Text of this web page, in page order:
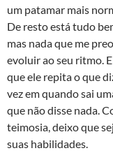
um patamar mais
De resto está tudo
mas nada que me
evoluir ao seu ritmo.
que ele repita o que
vez em quando sai
que não disse nada.
teimosia, deixo que
suas habilidades.